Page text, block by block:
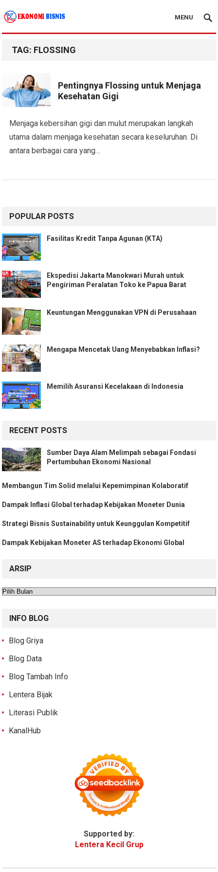
Kanal Ekonomi Bisnis
MENU
TAG: FLOSSING
Pentingnya Flossing untuk Menjaga
Kesehatan Gigi
Menjaga kebersihan gigi dan mulut merupakan langkah
utama dalam menjaga kesehatan secara keseluruhan. Di
antara berbagai cara yang…
POPULAR POSTS
Fasilitas Kredit Tanpa Agunan (KTA)
Ekspedisi Jakarta Manokwari Murah untuk
Pengiriman Peralatan Toko ke Papua Barat
Keuntungan Menggunakan VPN di Perusahaan
Mengapa Mencetak Uang Menyebabkan Inflasi?
Memilih Asuransi Kecelakaan di Indonesia
RECENT POSTS
Sumber Daya Alam Melimpah sebagai Fondasi
Pertumbuhan Ekonomi Nasional
Membangun Tim Solid melalui Kepemimpinan Kolaboratif
Dampak Inflasi Global terhadap Kebijakan Moneter Dunia
Strategi Bisnis Sustainability untuk Keunggulan Kompetitif
Dampak Kebijakan Moneter AS terhadap Ekonomi Global
ARSIP
Arsip
INFO BLOG
Blog Griya
Blog Data
Blog Tambah Info
Lentera Bijak
Literasi Publik
KanalHub
Supported by:
Lentera Kecil Grup